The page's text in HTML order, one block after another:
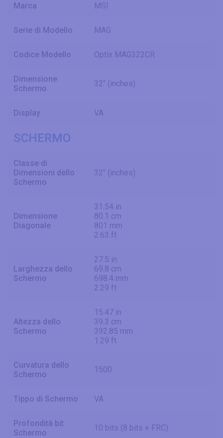
Marca MSI
Serie di Modello MAG
Codice Modello Optix MAG322CR
Dimensione
Schermo
32" (inches)
Display VA
SCHERMO
Classe di
Dimensioni dello
Schermo
32" (inches)
Dimensione
Diagonale
31.54 in
80.1 cm
801 mm
2.63 ft
Larghezza dello
Schermo
27.5 in
69.8 cm
698.4 mm
2.29 ft
Altezza dello
Schermo
15.47 in
39.3 cm
392.85 mm
1.29 ft
Curvatura dello
Schermo
1500
Tippo di Schermo VA
Profondità bit
Schermo
10 bits (8 bits + FRC)